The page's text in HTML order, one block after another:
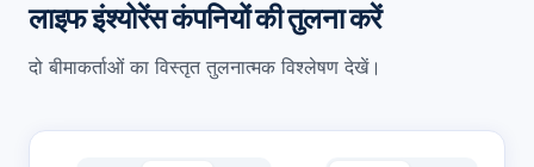
लाइफ इंश्योरेंस कंपनियों की तुलना करें
दो बीमाकर्ताओं का विस्तृत तुलनात्मक विश्लेषण देखें।